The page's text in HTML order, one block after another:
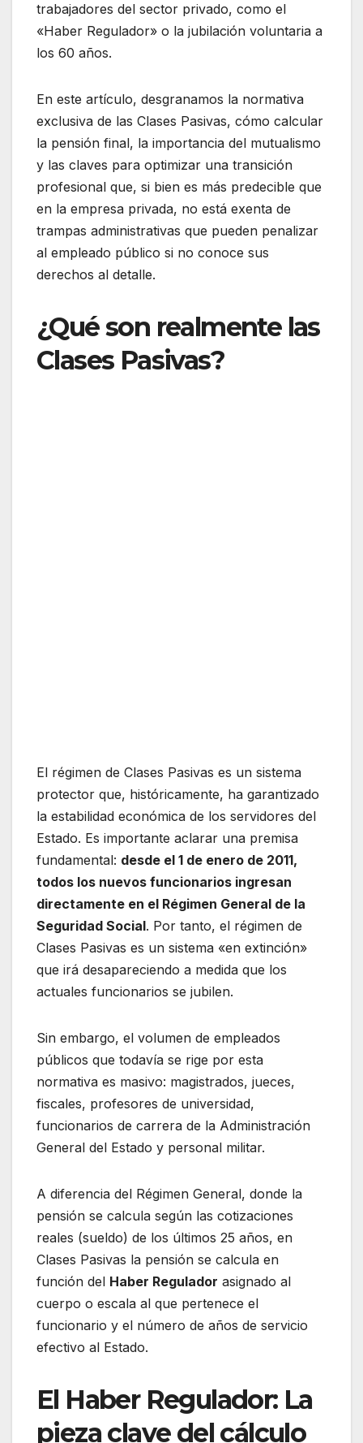
trabajadores del sector privado, como el
«Haber Regulador» o la jubilación voluntaria a
los 60 años.
En este artículo, desgranamos la normativa
exclusiva de las Clases Pasivas, cómo calcular
la pensión final, la importancia del mutualismo
y las claves para optimizar una transición
profesional que, si bien es más predecible que
en la empresa privada, no está exenta de
trampas administrativas que pueden penalizar
al empleado público si no conoce sus
derechos al detalle.
¿Qué son realmente las
Clases Pasivas?
El régimen de Clases Pasivas es un sistema
protector que, históricamente, ha garantizado
la estabilidad económica de los servidores del
Estado. Es importante aclarar una premisa
fundamental: desde el 1 de enero de 2011,
todos los nuevos funcionarios ingresan
directamente en el Régimen General de la
Seguridad Social. Por tanto, el régimen de
Clases Pasivas es un sistema «en extinción»
que irá desapareciendo a medida que los
actuales funcionarios se jubilen.
Sin embargo, el volumen de empleados
públicos que todavía se rige por esta
normativa es masivo: magistrados, jueces,
fiscales, profesores de universidad,
funcionarios de carrera de la Administración
General del Estado y personal militar.
A diferencia del Régimen General, donde la
pensión se calcula según las cotizaciones
reales (sueldo) de los últimos 25 años, en
Clases Pasivas la pensión se calcula en
función del Haber Regulador asignado al
cuerpo o escala al que pertenece el
funcionario y el número de años de servicio
efectivo al Estado.
El Haber Regulador: La
pieza clave del cálculo